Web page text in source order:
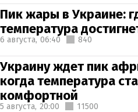
Пик жары в Украине:
температура
6 августа, 06:40 840
Украину ждет пик
когда температура
комфортной
5 августа, 20:00 11500